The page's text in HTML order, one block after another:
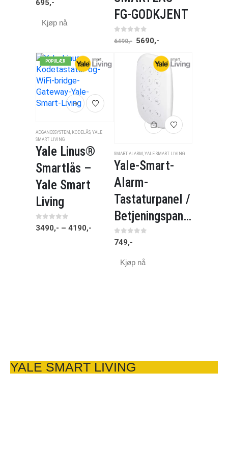
695,-
Kjøp nå
FG-GODKJENT
0 av 5
6490,- 5690,-
POPULÆR
ADGANGSSYSTEM , KODELÅS, YALE
SMART LIVING
Yale Linus®
Smartlås –
Yale Smart
Living
0 av 5
3490,- – 4190,-
SMART ALARM , YALE SMART LIVING
Yale-Smart-
Alarm-
Tastaturpanel /
Betjeningspanel
0 av 5
749,-
Kjøp nå
YALE SMART LIVING